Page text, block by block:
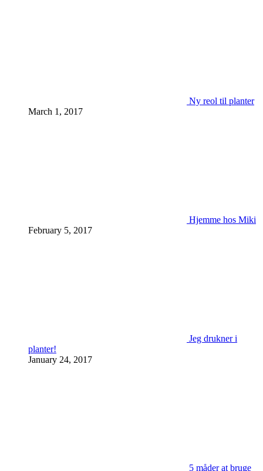
Ny reol til planter
March 1, 2017
Hjemme hos Miki
February 5, 2017
Jeg drukner i
planter!
January 24, 2017
5 måder at bruge